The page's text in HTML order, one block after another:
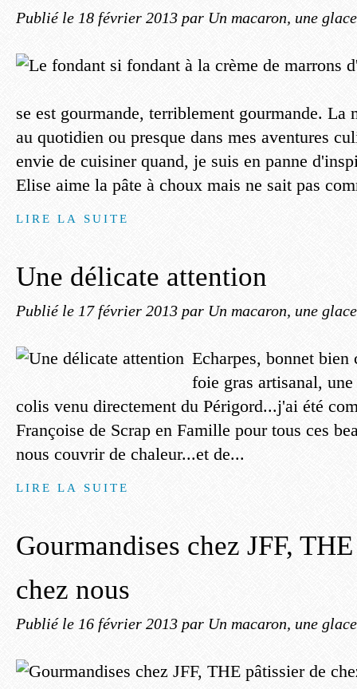
Publié le 18 février 2013 par Un macaron, une
se est gourmande, terriblement gourmande. La
au quotidien ou presque dans mes aventures
envie de cuisiner quand, je suis en panne
Elise aime la pâte à choux mais ne sait pas
LIRE LA SUITE
Une délicate attention
Publié le 17 février 2013 par Un macaron, une
Echarpes, bonnet bien
foie gras artisanal,
colis venu directement du Périgord...j'ai été
Françoise de Scrap en Famille pour tous ces
nous couvrir de chaleur...et de...
LIRE LA SUITE
Gourmandises chez JFF,
chez nous
Publié le 16 février 2013 par Un macaron, une